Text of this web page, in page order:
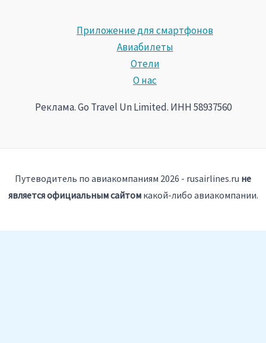
Приложение для смартфонов
Авиабилеты
Отели
О нас
Реклама. Go Travel Un Limited. ИНН 58937560
Путеводитель по авиакомпаниям 2026 - rusairlines.ru не
является официальным сайтомкакой-либо авиакомпании.